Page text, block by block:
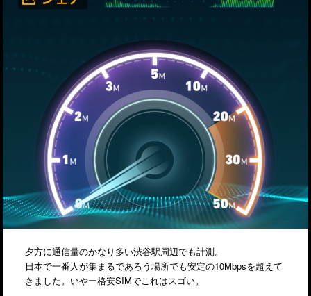
夕方に通信量のかなり多い渋谷駅周辺でも計測。
日本で一番人が集まるであろう場所でも安定の10Mbpsを超えて
きました。いやー格安SIMでこれはスゴい。